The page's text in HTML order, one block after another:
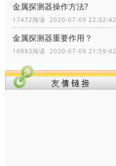
金属探测器操作方法?
17472阅读 2020-07-09 22:02:42
金属探测器重要作用？
16983阅读 2020-07-09 21:59:42